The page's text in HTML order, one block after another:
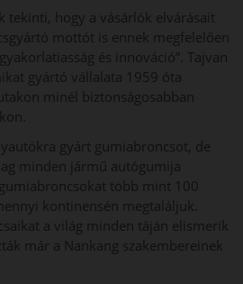
tekinti, hogy a vásárlók elvárásait
mottót is ennek megfelelően
és innováció”. Tajvan
gyártó vállalata 1959 óta
minél biztonságosabban
gyárt gumiabroncsot, de
minden jármű autógumija
több mint 100
kontinensén megtaláljuk.
a világ minden táján elismerik
már a Nankang szakembereinek